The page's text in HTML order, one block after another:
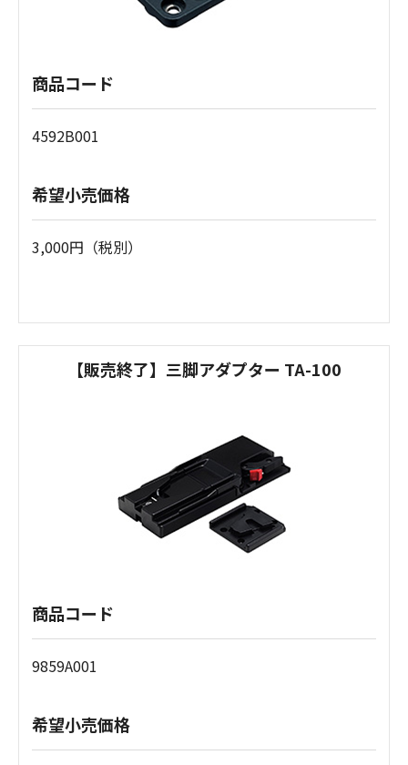
商品コード
4592B001
希望小売価格
3,000円（税別）
【販売終了】三脚アダプター TA-100
商品コード
9859A001
希望小売価格